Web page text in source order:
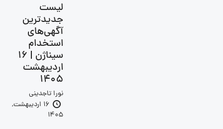
لیست
جدیدترین
آگهی‌های
استخدام
سیناژن | 16
اردیبهشت
1405
نورا تاجدینی
16 اردیبهشت,
1405